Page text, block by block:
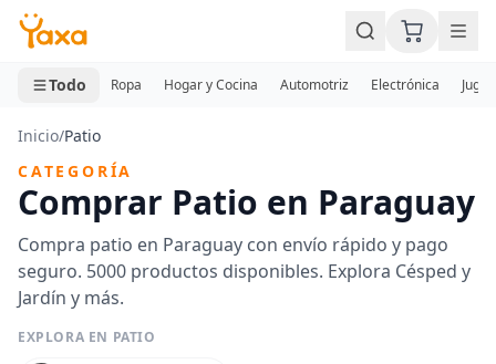
MINI CARRITO
0 productos
Todo Ropa Hogar y Cocina Automotriz Electrónica
Inicio/Patio
CATEGORÍA
Comprar Patio en Paraguay
Compra patio en Paraguay con envío rápido y pago
seguro. 5000 productos disponibles. Explora Césped y
Jardín y más.
EXPLORA EN PATIO